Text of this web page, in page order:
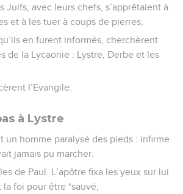
Juifs, avec leurs chefs, s’apprêtaient à
et à les tuer à coups de pierres,
en furent informés, cherchèrent
de la Lycaonie : Lystre, Derbe et les
l’Evangile.
à Lystre
un homme paralysé des pieds : infirme
jamais pu marcher.
de Paul. L’apôtre fixa les yeux sur lui
foi pour être *sauvé,